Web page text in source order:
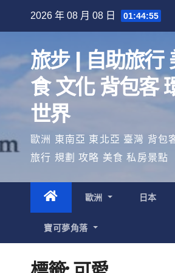
2026 年 08 月 08 日 01:44:55
旅步 | 自助旅行
食 文化 背包客
世界
歐洲 東南亞 東北亞 臺灣 背包
旅行 規劃 攻略 美食 私房景點
歐洲 日本
寶可夢角落